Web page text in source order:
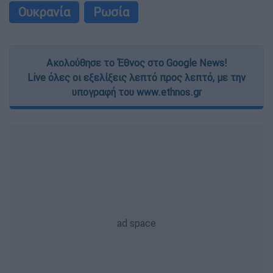
Ουκρανία Ρωσία
Ακολούθησε το Έθνος στο Google News!
Live όλες οι εξελίξεις λεπτό προς λεπτό, με την
υπογραφή του www.ethnos.gr